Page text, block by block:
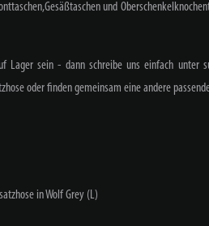
und
Lager sein - dann schreibe uns einfach unter
oder finden gemeinsam eine andere
in Wolf Grey (L)